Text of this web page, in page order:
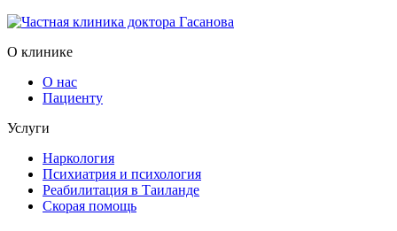
О клинике
О нас
Пациенту
Услуги
Наркология
Психиатрия и психология
Реабилитация в Таиланде
Скорая помощь